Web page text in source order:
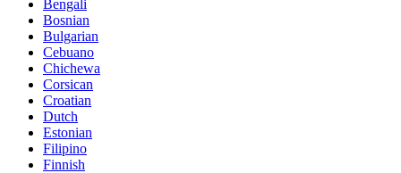
Bengali
Bosnian
Bulgarian
Cebuano
Chichewa
Corsican
Croatian
Dutch
Estonian
Filipino
Finnish